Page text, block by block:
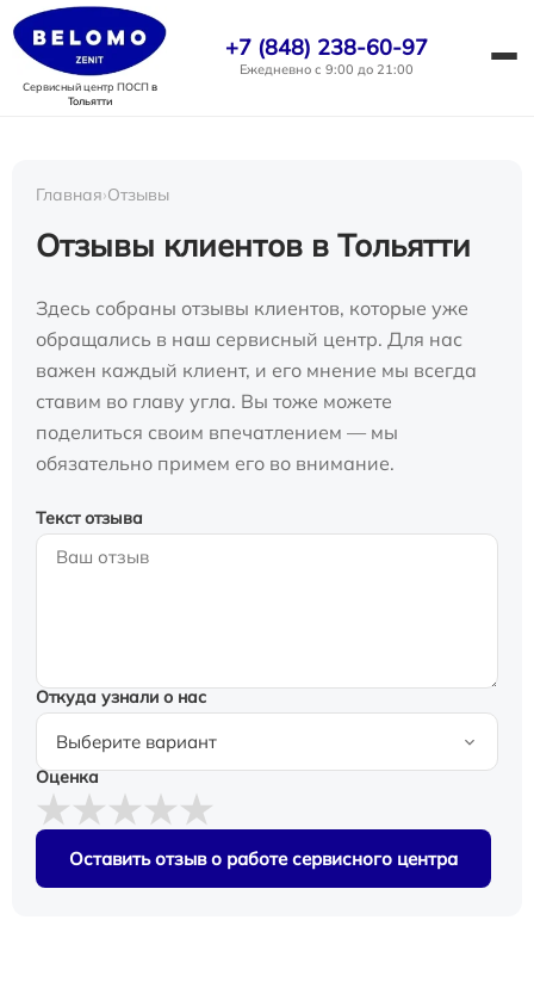
Сервисный центр ПОСПв
Тольятти
+7 (848) 238-60-97
Ежедневно с 9:00 до 21:00
Главная›Отзывы
Отзывы клиентов в Тольятти
Здесь собраны отзывы клиентов, которые уже
обращались в наш сервисный центр. Для нас
важен каждый клиент, и его мнение мы всегда
ставим во главу угла. Вы тоже можете
поделиться своим впечатлением — мы
обязательно примем его во внимание.
Текст отзыва
Откуда узнали о нас
Оценка
Оставить отзыв о работе сервисного центра